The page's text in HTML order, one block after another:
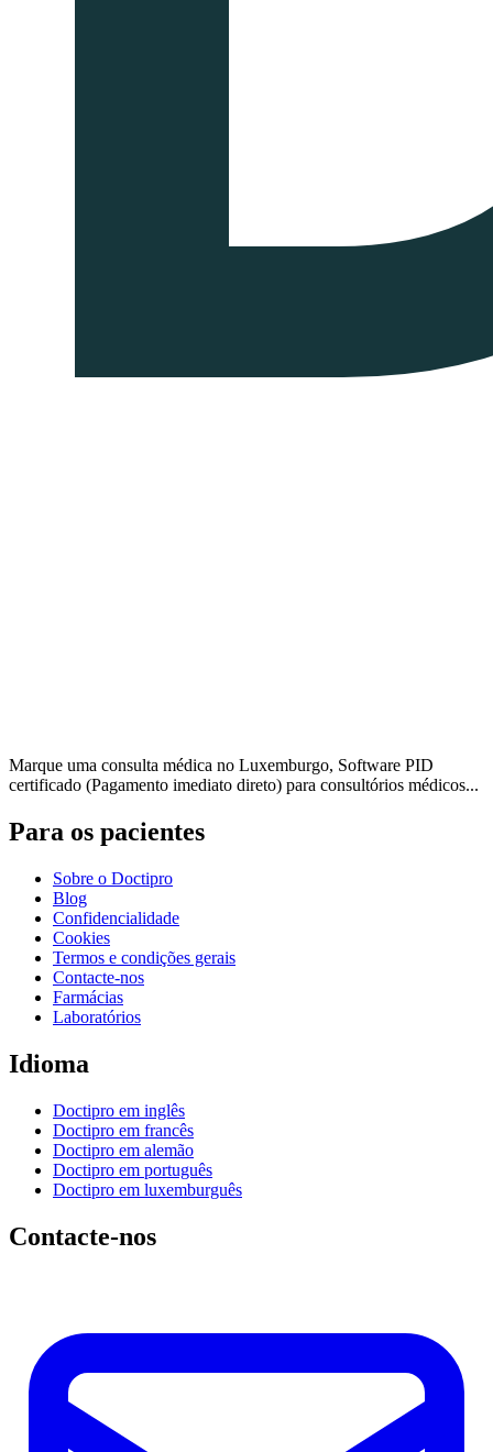
Marque uma consulta médica no Luxemburgo, Software PID
certificado (Pagamento imediato direto) para consultórios médicos...
Para os pacientes
Sobre o Doctipro
Blog
Confidencialidade
Cookies
Termos e condições gerais
Contacte-nos
Farmácias
Laboratórios
Idioma
Doctipro em inglês
Doctipro em francês
Doctipro em alemão
Doctipro em português
Doctipro em luxemburguês
Contacte-nos